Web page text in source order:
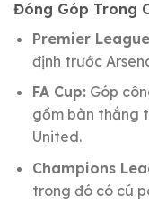
Đóng Góp Trong
Premier
định trước
FA Cup:Góp
gồm bàn thắng
United.
Champions
trong đó có cú